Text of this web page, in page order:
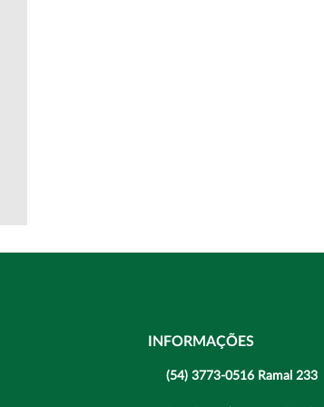
INFORMAÇÕES
(54) 3773-0516 Ramal 233